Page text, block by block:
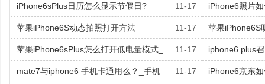
iPhone6sPlus日历怎么显示节假日? 11-17 iPhone6照片
苹果iPhone6S动态拍照打开方法 11-17 苹果iPhone6S
苹果iPhone6sPlus怎么打开低电量模式_ 11-17 iphone6 plus
mate7与iphone6 手机卡通用么？_手机 11-17 iPhone6京东